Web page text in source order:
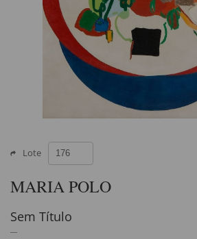
Lote
MARIA POLO
Sem Título